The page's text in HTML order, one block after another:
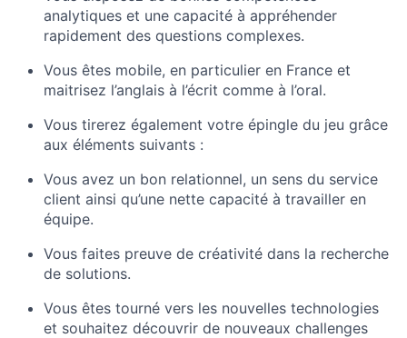
analytiques et une capacité à appréhender
rapidement des questions complexes.
Vous êtes mobile, en particulier en France et
maitrisez l’anglais à l’écrit comme à l’oral.
Vous tirerez également votre épingle du jeu grâce
aux éléments suivants :
Vous avez un bon relationnel, un sens du service
client ainsi qu’une nette capacité à travailler en
équipe.
Vous faites preuve de créativité dans la recherche
de solutions.
Vous êtes tourné vers les nouvelles technologies
et souhaitez découvrir de nouveaux challenges